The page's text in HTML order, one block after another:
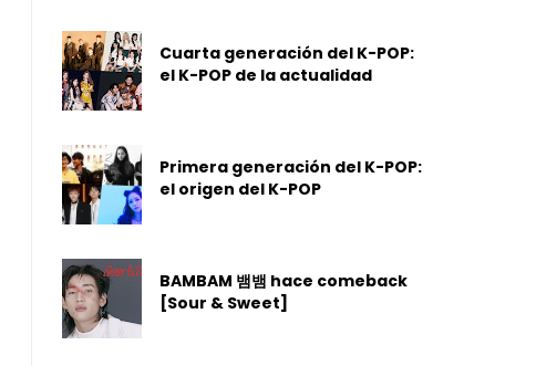
Cuarta generación del K-POP:
el K-POP de la actualidad
Primera generación del K-POP:
el origen del K-POP
BAMBAM 뱀뱀 hace comeback
[Sour & Sweet]